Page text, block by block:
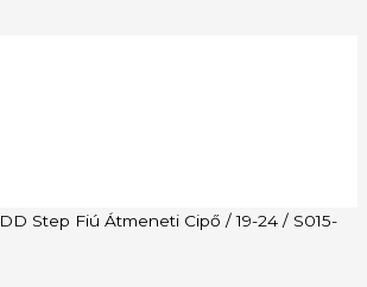
DD Step Fiú Átmeneti Cipő / 19-24 / S015-